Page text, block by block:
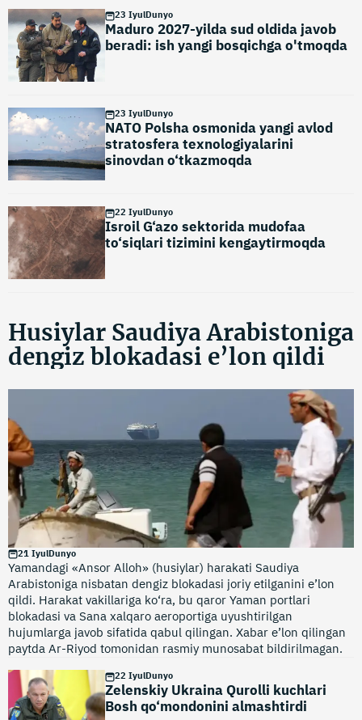
23 IyulDunyo
Maduro 2027-yilda sud oldida javob
beradi: ish yangi bosqichga o'tmoqda
23 IyulDunyo
NATO Polsha osmonida yangi avlod
stratosfera texnologiyalarini
sinovdan o‘tkazmoqda
22 IyulDunyo
Isroil G‘azo sektorida mudofaa
to‘siqlari tizimini kengaytirmoqda
22 IyulDunyo
Zelenskiy Ukraina Qurolli kuchlari
Bosh qo‘mondonini almashtirdi
Husiylar Saudiya Arabistoniga
dengiz blokadasi e’lon qildi
21 IyulDunyo
Yamandagi «Ansor Alloh» (husiylar) harakati Saudiya
Arabistoniga nisbatan dengiz blokadasi joriy etilganini e’lon
qildi. Harakat vakillariga ko‘ra, bu qaror Yaman portlari
blokadasi va Sana xalqaro aeroportiga uyushtirilgan
hujumlarga javob sifatida qabul qilingan. Xabar e’lon qilingan
paytda Ar-Riyod tomonidan rasmiy munosabat bildirilmagan.